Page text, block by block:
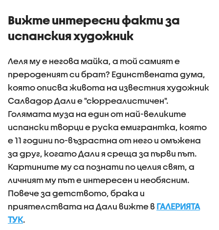
Вижте интересни факти за
испанския художник
Леля му е негова майка, а той самият е
прероденият си брат? Единствената дума,
която описва живота на известния художник
Салвадор Дали е "сюрреалистичен".
Голямата муза на един от най-великите
испански творци е руска емигрантка, която
е 11 години по-възрастна от него и омъжена
за друг, когато Дали я среща за първи път.
Картините му са познати по целия свят, а
личният му път е интересен и необясним.
Повече за детството, брака и
приятелствата на Дали вижте в ГАЛЕРИЯТА
ТУК.